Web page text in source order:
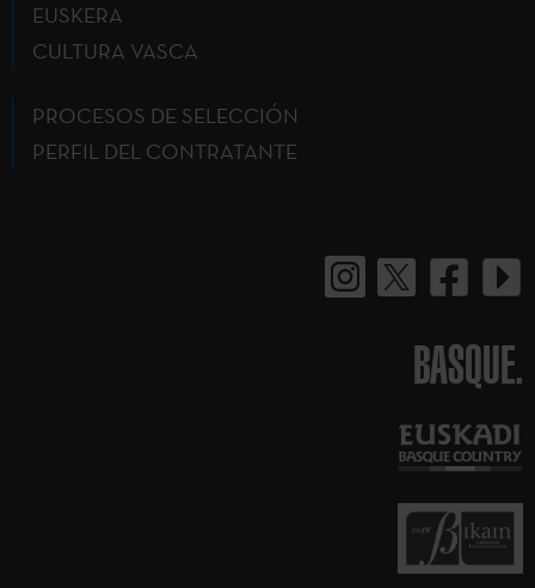
EUSKERA
CULTURA VASCA
PROCESOS DE SELECCIÓN
PERFIL DEL CONTRATANTE
BASQUE.